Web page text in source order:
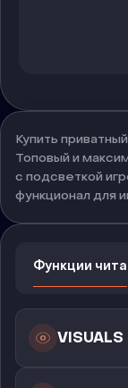
Купить
Топовый и
с подсветкой
функционал для
Функции чита
VISUALS